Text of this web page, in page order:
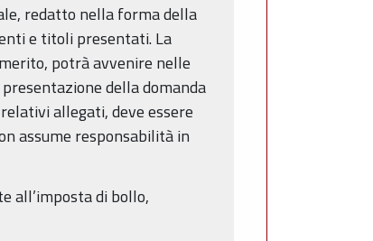
redatto nella forma della
e titoli presentati. La
potrà avvenire nelle
della domanda
allegati, deve essere
assume responsabilità in
all’imposta di bollo,